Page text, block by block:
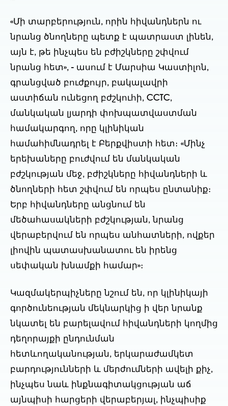
«Մի տարբերություն, որին հիվանդներն ու
նրանց ծնողները պետք է պատրաստ լինեն,
այն է, թե ինչպես են բժիշկները շփվում
նրանց հետ», - ասում է Մարսիա Կաստիլոն,
գրանցված բուժքույր, բակալավրի
աստիճան ունեցող բժշկուհի, CCTC,
մանկական լյարդի փոխպատվաստման
համակարգող, որը կլինիկան
համահիմնադրել է Բերքվիստի հետ։ «Մինչ
երեխաները բուժվում են մանկական
բժշկության մեջ, բժիշկները հիվանդների և
ծնողների հետ շփվում են որպես ընտանիք։
Երբ հիվանդները անցնում են
մեծահասակների բժշկության, նրանց
վերաբերվում են որպես անհատների, ովքեր
լիովին պատասխանատու են իրենց
սեփական խնամքի համար»։
Կազմակերպիչները նշում են, որ կլինիկայի
գործունեության մեկնարկից ի վեր նրանք
նկատել են բարելավում հիվանդների կողմից
դեղորայքի ընդունման
հետևողականության, երկարաժամկետ
բարդությունների և մերժումների ավելի քիչ,
ինչպես նաև ինքնագիտակցության աճ
այնպիսի հարցերի վերաբերյալ, ինչպիսիք